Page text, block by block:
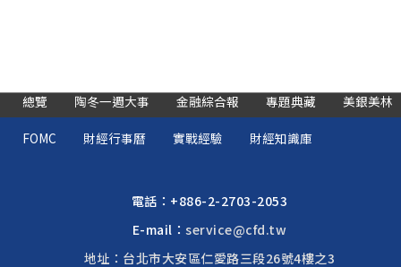
總覽 陶冬一週大事 金融綜合報 專題典藏 美銀美林
FOMC 財經行事曆 實戰經驗 財經知識庫
電話： +886-2-2703-2053
E-mail：service@cfd.tw
地址：台北市大安區仁愛路三段26號4樓之3